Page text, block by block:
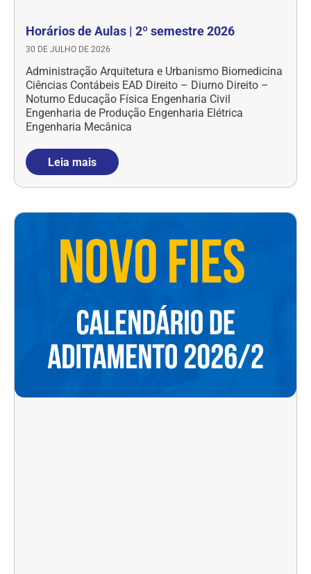
Horários de Aulas | 2º semestre 2026
30 DE JULHO DE 2026
Administração Arquitetura e Urbanismo Biomedicina
Ciências Contábeis EAD Direito – Diurno Direito –
Noturno Educação Física Engenharia Civil
Engenharia de Produção Engenharia Elétrica
Engenharia Mecânica
Leia mais